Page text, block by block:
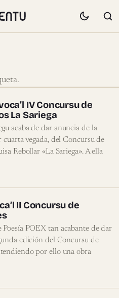
#Concursos
IV Concursu de
La Sariega
acaba de dar anuncia de la
cuarta vegada, del Concursu de
Rebollar «La Sariega». A ella
II Concursu de
POEX tan acabante de dar
edición del Concursu de
por ello una obra